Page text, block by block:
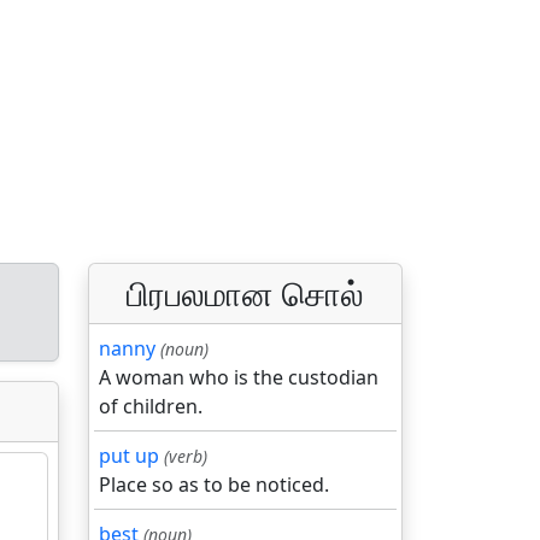
பிரபலமான சொல்
nanny (noun)
A woman who is the custodian
of children.
put up (verb)
Place so as to be noticed.
best (noun)